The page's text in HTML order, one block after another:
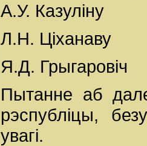
А.У. Казуліну
Л.Н. Ціханаву
Я.Д. Грыгаровіч
Пытанне аб
рэспубліцы,
увагі.